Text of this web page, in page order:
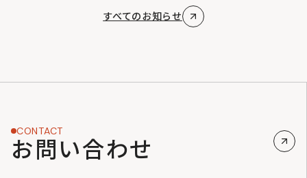
すべてのお知らせ
CONTACT
お問い合わせ